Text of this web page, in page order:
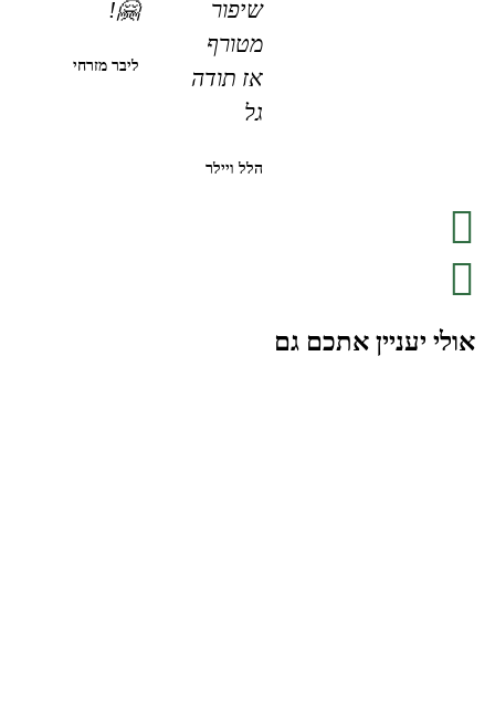
שיפור
מטורף
אז תודה
גל
הלל ויילר
🤗!
ליבר מזרחי
אולי יעניין אתכם גם